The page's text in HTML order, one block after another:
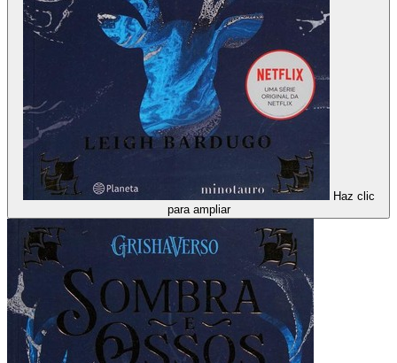
Haz clic
para ampliar